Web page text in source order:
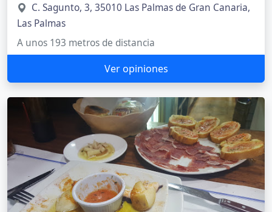
C. Sagunto, 3, 35010 Las Palmas de Gran Canaria,
Las Palmas
A unos 193 metros de distancia
Ver opiniones